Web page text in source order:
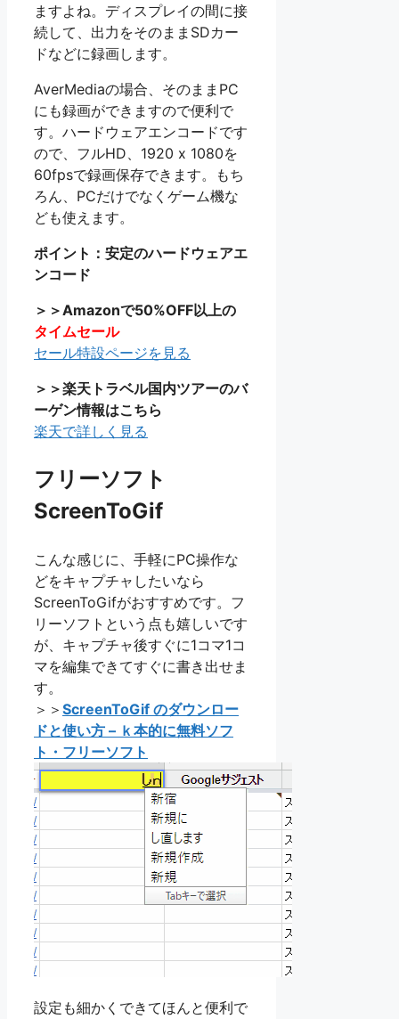
ますよね。ディスプレイの間に接
続して、出力をそのままSDカー
ドなどに録画します。
AverMediaの場合、そのままPC
にも録画ができますので便利で
す。ハードウェアエンコードです
ので、フルHD、1920 x 1080を
60fpsで録画保存できます。もち
ろん、PCだけでなくゲーム機な
ども使えます。
ポイント：安定のハードウェアエ
ンコード
＞＞Amazonで50%OFF以上の
タイムセール
セール特設ページを見る
＞＞楽天トラベル国内ツアーのバ
ーゲン情報はこちら
楽天で詳しく見る
フリーソフト
ScreenToGif
こんな感じに、手軽にPC操作な
どをキャプチャしたいなら
ScreenToGifがおすすめです。フ
リーソフトという点も嬉しいです
が、キャプチャ後すぐに1コマ1コ
マを編集できてすぐに書き出せま
す。
＞＞ ScreenToGif のダウンロー
ドと使い方 – ｋ本的に無料ソフ
ト・フリーソフト
設定も細かくできてほんと便利で